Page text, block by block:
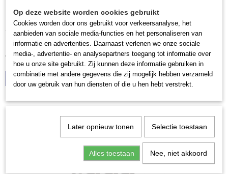
Smiley Spiegel 60x38cm
Produkt: Smiley Spiegel 60x38cm Größe: 60x38x9…
€ 139,00
IN DEN WARENKORB
Op deze website worden cookies gebruikt
Cookies worden door ons gebruikt voor verkeersanalyse, het
aanbieden van sociale media-functies en het personaliseren van
informatie en advertenties. Daarnaast verlenen we onze sociale
media-, advertentie- en analysepartners toegang tot informatie over
hoe u onze site gebruikt. Zij kunnen deze informatie gebruiken in
combinatie met andere gegevens die zij mogelijk hebben verzameld
door uw gebruik van hun diensten of die u hen hebt verstrekt.
Later opnieuw tonen Selectie toestaan
Alles toestaan Nee, niet akkoord